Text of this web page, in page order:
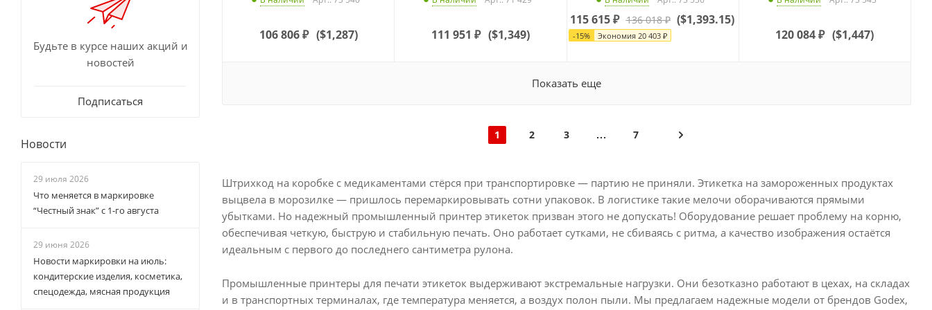
106 806₽ ($1,287) 111 951 ₽ ($1,349)
115 615₽ 136 018₽
-15% Экономия 20 403 ₽
($1,393.15)
120 084₽ ($1,447)
Показать еще
1 2 3 7
Штрихкод на коробке с медикаментами стёрся при транспортировке — партию не приняли. Этикетка на замороженных продуктах
выцвела в морозилке — пришлось перемаркировывать сотни упаковок. В логистике такие мелочи оборачиваются прямыми
убытками. Но надежный промышленный принтер этикеток призван этого не допускать! Оборудование решает проблему на корню,
обеспечивая четкую, быструю и стабильную печать. Оно работает сутками, не сбиваясь с ритма, а качество изображения остаётся
идеальным с первого до последнего сантиметра рулона.
Промышленные принтеры для печати этикеток выдерживают экстремальные нагрузки. Они безотказно работают в цехах, на складах
и в транспортных терминалах, где температура меняется, а воздух полон пыли. Мы предлагаем надежные модели от брендов Godex,
Будьте в курсе наших акций и
новостей
Подписаться
Новости
29 июля 2026
Что меняется в маркировке
“Честный знак” с 1-го августа
29 июня 2026
Новости маркировки на июль:
кондитерские изделия, косметика,
спецодежда, мясная продукция